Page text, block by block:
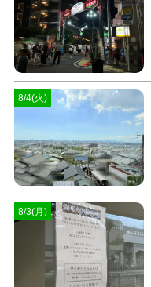
8/4(火)
8/3(月)